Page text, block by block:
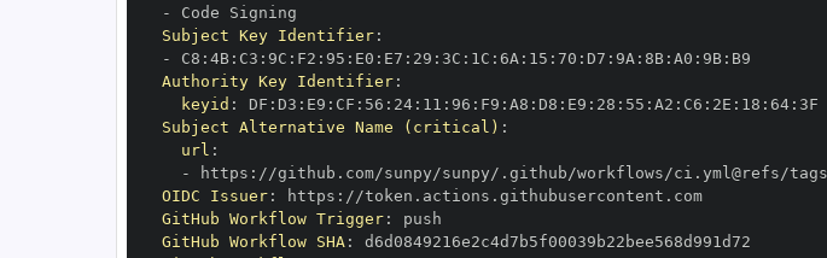
-
Subject Key Identifier:
-
C8 : 4B: C3 : 9C : F2 : 95 : E0 : E7 : 29 : 3C : 1C : 6A : 15 : 70 : D7 : 9A : 8B: A0 : 9B:
Authority Key Identifier:
keyid : DF : D3 : E9 : CF : 56 : 24: 11 : 96 : F9 : A8 : D8 : E9 : 28 : 55 : A2 : C6 : 2E : 18 : 64:
Subject Alternative Name (critical) :
url :
-
https :
OIDC Issuer: https :
//token.actions.githubusercontent.com
GitHub Workflow Trigger:
GitHub Workflow SHA: